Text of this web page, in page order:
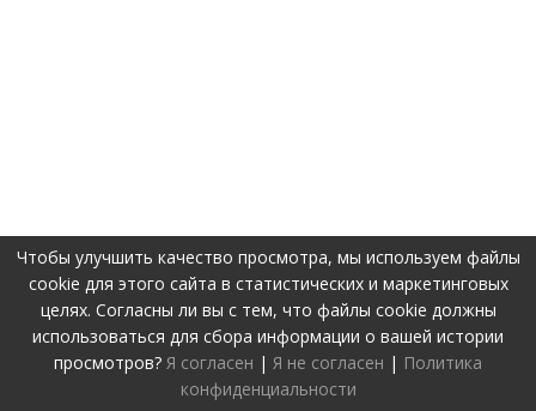
Чтобы улучшить качество просмотра, мы используем файлы
cookie для этого сайта в статистических и маркетинговых
целях. Согласны ли вы с тем, что файлы cookie должны
использоваться для сбора информации о вашей истории
просмотров? Я согласен | Я не согласен | Политика
конфиденциальности